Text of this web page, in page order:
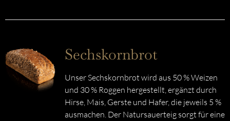
Sechskornbrot
Unser Sechskornbrot wird aus 50 % Weizen
und 30 % Roggen hergestellt, ergänzt durch
Hirse, Mais, Gerste und Hafer, die jeweils 5 %
ausmachen. Der Natursauerteig sorgt für eine